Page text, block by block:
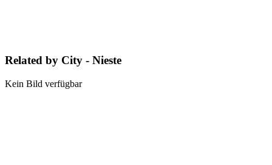
Related by City - Nieste
Kein Bild verfügbar